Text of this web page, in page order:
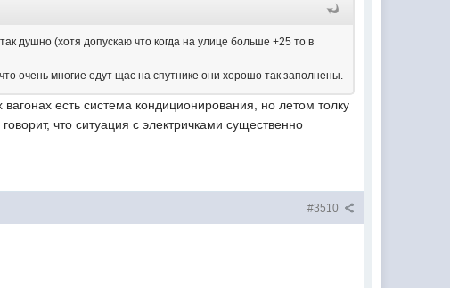
душно (хотя допускаю что когда на улице больше +25 то в
очень многие едут щас на спутнике они хорошо так заполнены.
есть система кондиционирования, но летом толку
что ситуация с электричками существенно
#3510